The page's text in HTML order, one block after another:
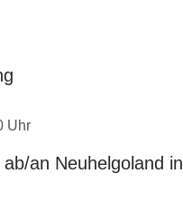
Uhr
an Neuhelgoland in